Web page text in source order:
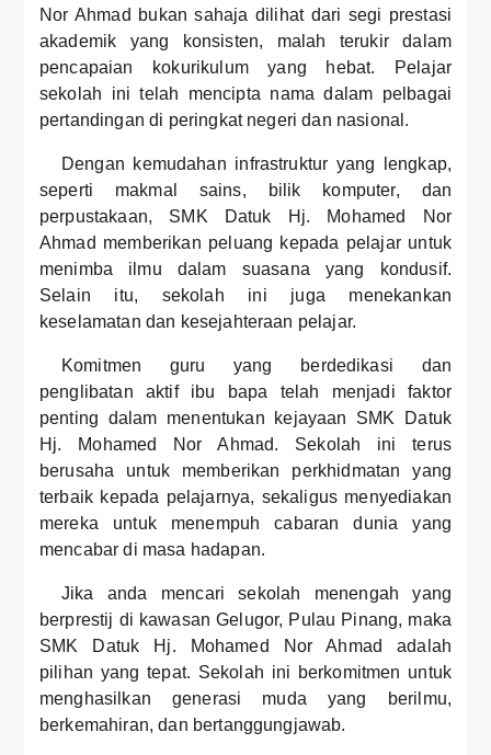
Nor Ahmad bukan sahaja dilihat dari segi prestasi
akademik yang konsisten, malah terukir dalam
pencapaian kokurikulum yang hebat. Pelajar
sekolah ini telah mencipta nama dalam pelbagai
pertandingan di peringkat negeri dan nasional.
Dengan kemudahan infrastruktur yang lengkap,
seperti makmal sains, bilik komputer, dan
perpustakaan, SMK Datuk Hj. Mohamed Nor
Ahmad memberikan peluang kepada pelajar untuk
menimba ilmu dalam suasana yang kondusif.
Selain itu, sekolah ini juga menekankan
keselamatan dan kesejahteraan pelajar.
Komitmen guru yang berdedikasi dan
penglibatan aktif ibu bapa telah menjadi faktor
penting dalam menentukan kejayaan SMK Datuk
Hj. Mohamed Nor Ahmad. Sekolah ini terus
berusaha untuk memberikan perkhidmatan yang
terbaik kepada pelajarnya, sekaligus menyediakan
mereka untuk menempuh cabaran dunia yang
mencabar di masa hadapan.
Jika anda mencari sekolah menengah yang
berprestij di kawasan Gelugor, Pulau Pinang, maka
SMK Datuk Hj. Mohamed Nor Ahmad adalah
pilihan yang tepat. Sekolah ini berkomitmen untuk
menghasilkan generasi muda yang berilmu,
berkemahiran, dan bertanggungjawab.